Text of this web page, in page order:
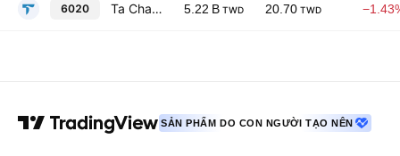
6020 Ta Chan Securities Co. Ltd. 5.22 B TWD 20.70 TWD
SẢN PHẨM DO CON NGƯỜI TẠO NÊN